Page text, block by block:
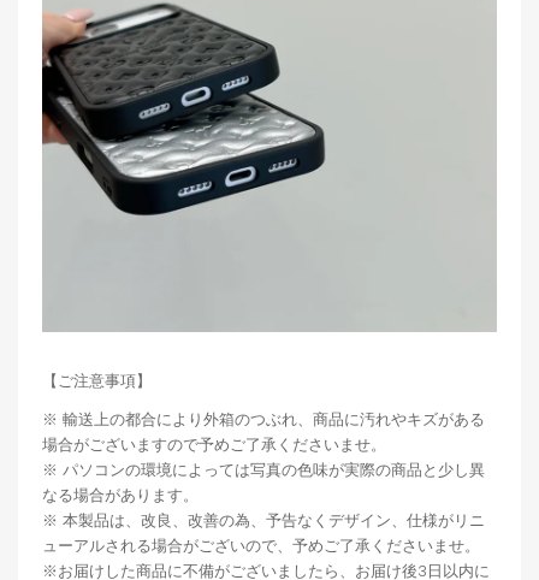
【ご注意事項】
※ 輸送上の都合により外箱のつぶれ、商品に汚れやキズがある
場合がございますので予めご了承くださいませ。
※ パソコンの環境によっては写真の色味が実際の商品と少し異
なる場合があります。
※ 本製品は、改良、改善の為、予告なくデザイン、仕様がリニ
ューアルされる場合がございので、予めご了承くださいませ。
※お届けした商品に不備がございましたら、お届け後3日以内に